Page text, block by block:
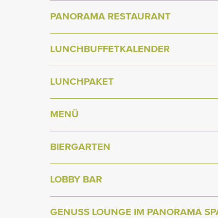
PANORAMA RESTAURANT
LUNCHBUFFETKALENDER
LUNCHPAKET
MENÜ
BIERGARTEN
LOBBY BAR
GENUSS LOUNGE IM PANORAMA